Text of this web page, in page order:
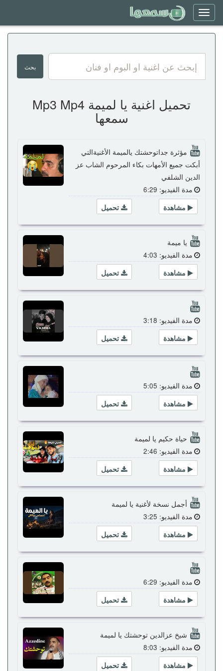
Toggle
navigation
تحميل اغنية يا لميمة Mp3 Mp4
سمعها
مؤثرة جداتوحشتك يالميمة الأغنيةالتي
أبكت جميع الأمهات بكاء المرحوم الشاب عز
الدين الشلفي
مدة الفيديو: 6:29
تحميل
مشاهدة
يا ميمة
مدة الفيديو: 4:03
تحميل
مشاهدة
مدة الفيديو: 3:18
تحميل
مشاهدة
مدة الفيديو: 5:05
تحميل
مشاهدة
حياة حكيم يا لميمة
مدة الفيديو: 2:46
تحميل
مشاهدة
أجمل نسخة لأغنية يا لميمة
مدة الفيديو: 3:25
تحميل
مشاهدة
مدة الفيديو: 6:29
تحميل
مشاهدة
شيخ عزالدين توحشتك يا لميمة
مدة الفيديو: 8:03
تحميل
مشاهدة